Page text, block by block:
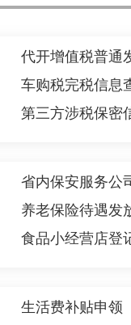
代开增值税普通
车购税完税信息
第三方涉税保密
食品小经营店登
生活费补贴申领